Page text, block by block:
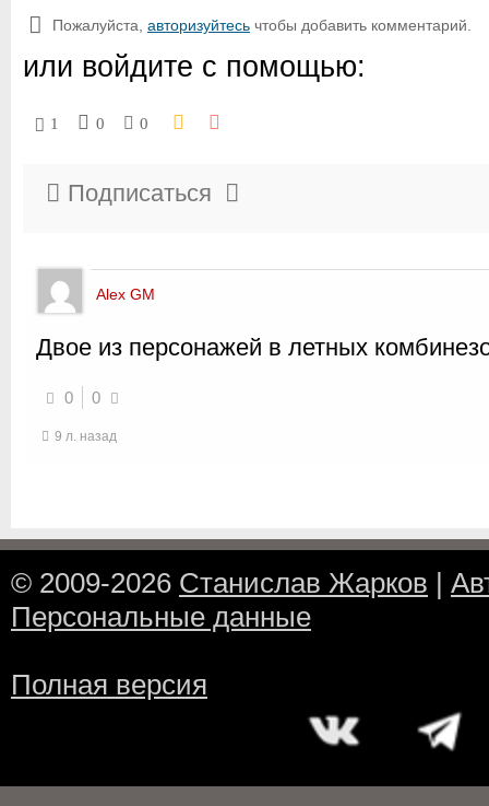
Пожалуйста, авторизуйтесь чтобы добавить комментарий.
или войдите с помощью:
1 0 0
Подписаться
Alex GM
Двое из персонажей в летных
0 0
9 л. назад
© 2009-2026 Станислав Жарков |
Персональные данные
Полная версия